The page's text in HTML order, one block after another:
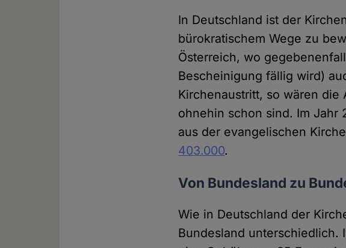
In Deutschland ist der
bürokratischem Wege zu
Österreich, wo
Bescheinigung fällig wird)
Kirchenaustritt, so wären
ohnehin schon sind. Im Jahr
aus der evangelischen
403.000.
Von Bundesland zu
Wie in Deutschland der
Bundesland unterschiedlich.